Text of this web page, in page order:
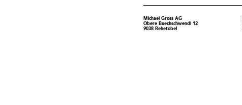
Michael Gross AG
Obere Buechschwendi 12
9038 Rehetobel